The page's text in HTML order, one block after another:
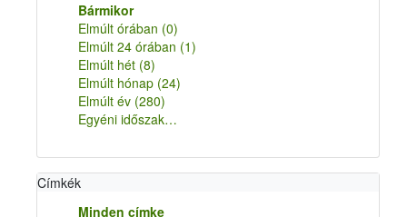
Bármikor
Elmúlt órában (0)
Elmúlt 24 órában (1)
Elmúlt hét (8)
Elmúlt hónap (24)
Elmúlt év (280)
Egyéni időszak…
Címkék
Minden címke